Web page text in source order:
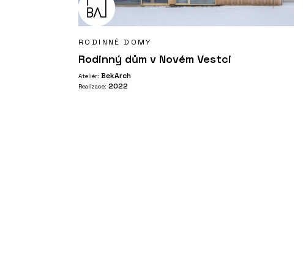
RODINNÉ DOMY
Rodinný dům v Novém Vestci
Ateliér: BekArch
Realizace: 2022